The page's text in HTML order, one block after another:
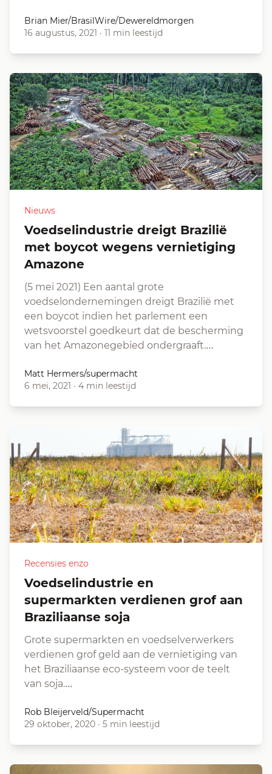
Brian Mier/BrasilWire/Dewereldmorgen
16 augustus, 2021 · 11 min leestijd
Nieuws
Voedselindustrie dreigt Brazilië
met boycot wegens vernietiging
Amazone
(5 mei 2021) Een aantal grote
voedselondernemingen dreigt Brazilië met
een boycot indien het parlement een
wetsvoorstel goedkeurt dat de bescherming
van het Amazonegebied ondergraaft.…
Matt Hermers/supermacht
6 mei, 2021 · 4 min leestijd
Recensies enzo
Voedselindustrie en
supermarkten verdienen grof aan
Braziliaanse soja
Grote supermarkten en voedselverwerkers
verdienen grof geld aan de vernietiging van
het Braziliaanse eco-systeem voor de teelt
van soja.…
Rob Bleijerveld/Supermacht
29 oktober, 2020 · 5 min leestijd